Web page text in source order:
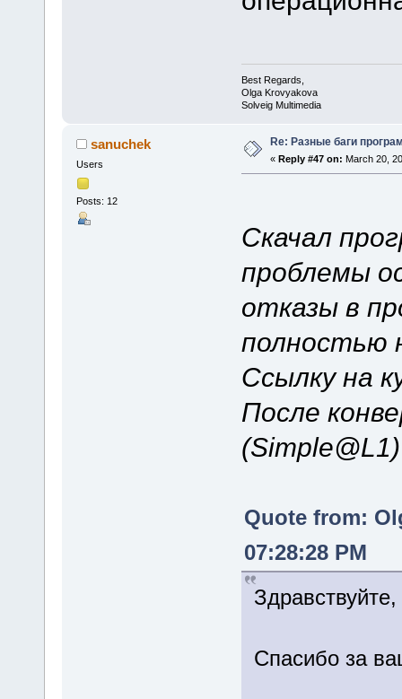
Best Regards,
Olga Krovyakova
Solveig Multimedia
sanuchek
Users
Posts: 12
Re: Разные баги
« Reply #47 on: March 20,
Скачал
проблемы
отказы в
полностью
Ссылку на
После
Quote from:
07:28:28 PM
Спасибо за